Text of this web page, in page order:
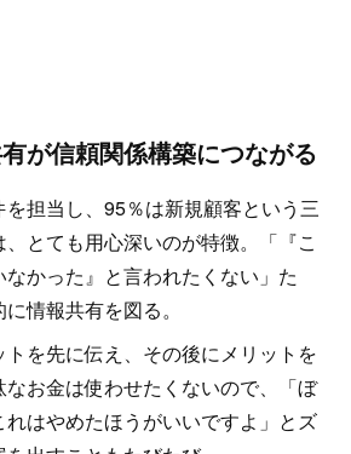
が信頼関係構築につながる
担当し、95％は新規顧客という三
とても用心深いのが特徴。「『こ
かった』と言われたくない」た
情報共有を図る。
を先に伝え、その後にメリットを
お金は使わせたくないので、「ぼ
れはやめたほうがいいですよ」とズ